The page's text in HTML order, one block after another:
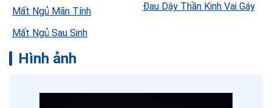
Mất Ngủ Mãn Tính
Mất Ngủ Sau Sinh
Đau Dây Thần Kinh Vai Gáy
Hình ảnh